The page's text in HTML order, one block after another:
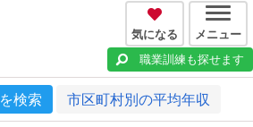
気になる メニュー
職業訓練も探せます
検索 市区町村別の平均年収